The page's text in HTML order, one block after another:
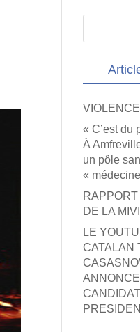
« C’est du
À
un pôle
«
RAPPORT
DE LA
LE
CATALAN